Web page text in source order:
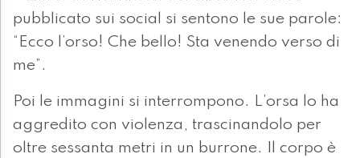
pubblicato sui social si sentono le sue parole:
“Ecco l’orso! Che bello! Sta venendo verso di
me”.
Poi le immagini si interrompono. L’orsa lo ha
aggredito con violenza, trascinandolo per
oltre sessanta metri in un burrone. Il corpo è